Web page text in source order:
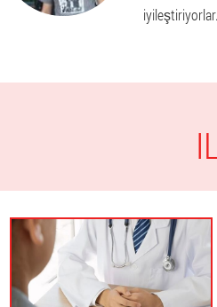
iyileştiriyorlar.